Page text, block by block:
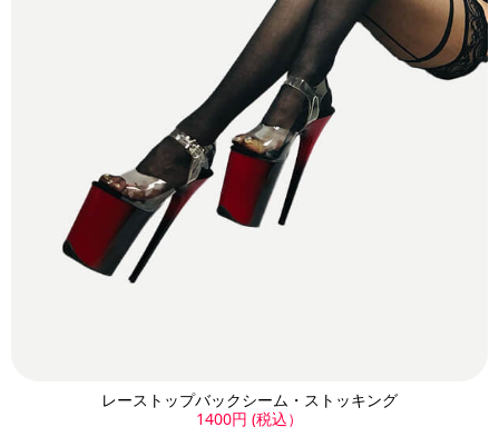
レーストップバックシーム・ストッキング
1400円 (税込）